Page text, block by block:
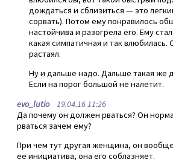
дождаться и сблизиться — это
сорвать). Потом ему понравилось
настойчива и разогрела его. Ему
какая симпатичная и так влюбилась.
растаял.
Ну и дальше надо. Дальше такая же
Если на порог большой не налетит.
evo_lutio19.04.16 11:26
Да почему он должен рваться? Он
рваться зачем ему?
При чем тут другая женщина, он
ее инициатива, она его соблазняет.